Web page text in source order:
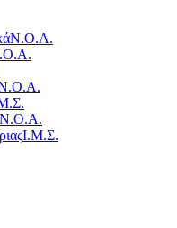
Ν.Ο.Α.
Ν.Ο.Α.
Ι.Μ.Σ.